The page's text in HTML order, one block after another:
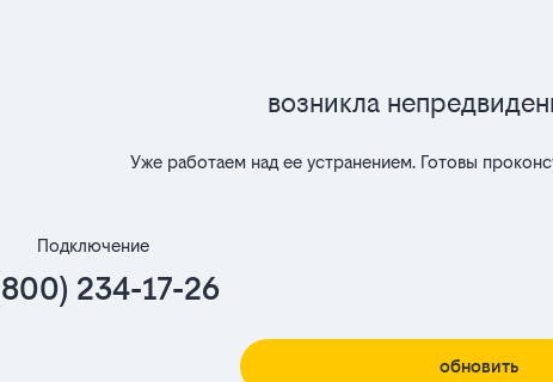
Возникла
Уже работаем над ее устранением. Готовы
Подключение
234-17-26
обновить